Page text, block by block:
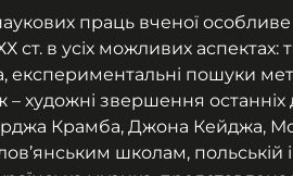
праць вченої
ст. в усіх можливих аспектах:
експериментальні пошуки
художні звершення останніх
Крамба, Джона Кейджа,
школам, польській